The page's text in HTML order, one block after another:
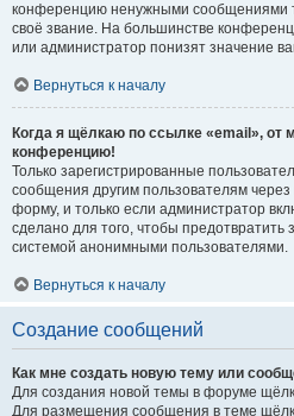
конференцию ненужными сообщениями
своё звание. На большинстве
или администратор понизят значение
Вернуться к началу
Когда я щёлкаю по ссылке «email», от
конференцию!
Только зарегистрированные
сообщения другим пользователям
форму, и только если администратор
сделано для того, чтобы предотвратить
системой анонимными пользователями.
Вернуться к началу
Создание сообщений
Как мне создать новую тему или
Для создания новой темы в форуме
Для размещения сообщения в теме